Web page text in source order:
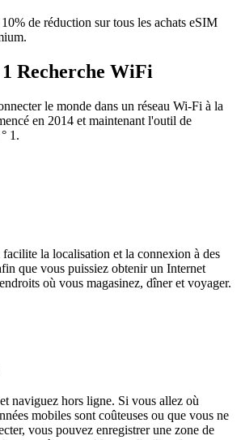
de réduction sur tous les achats eSIM
Recherche WiFi
le monde dans un réseau Wi-Fi à la
en 2014 et maintenant l'outil de
1.
la localisation et la connexion à des
que vous puissiez obtenir un Internet
où vous magasinez, dîner et voyager.
naviguez hors ligne. Si vous allez où
mobiles sont coûteuses ou que vous ne
vous pouvez enregistrer une zone de